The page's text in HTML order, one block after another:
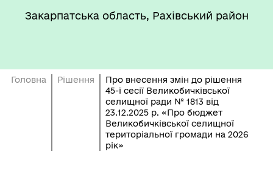
Закарпатська область, Рахівський район
Головна Рішення
Про внесення змін до рішення
45-ї сесії Великобичківської
селищної ради № 1813 від
23.12.2025 р. «Про бюджет
Великобичківської селищної
територіальної громади на 2026
рік»